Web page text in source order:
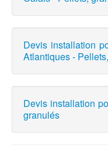
Devis installation
Atlantiques -
Devis installation
granulés